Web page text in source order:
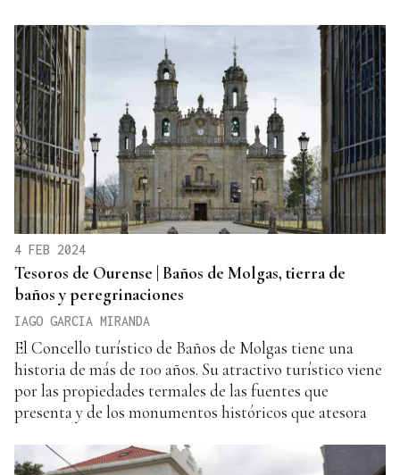
4 FEB 2024
Tesoros de Ourense | Baños de Molgas, tierra de
baños y peregrinaciones
IAGO GARCIA MIRANDA
El Concello turístico de Baños de Molgas tiene una
historia de más de 100 años. Su atractivo turístico viene
por las propiedades termales de las fuentes que
presenta y de los monumentos históricos que atesora